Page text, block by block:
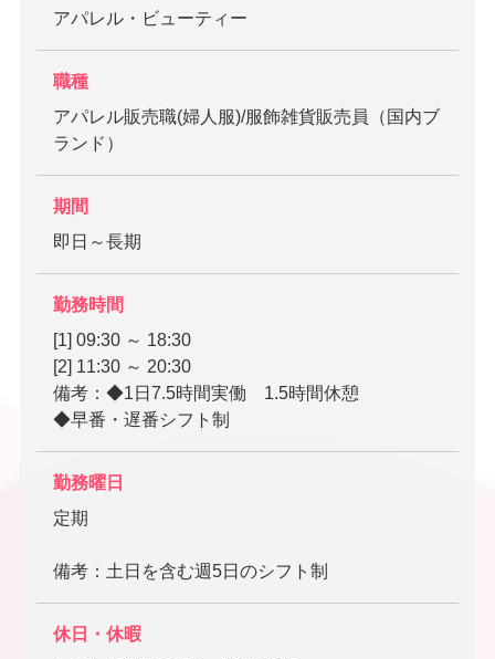
アパレル・ビューティー
職種
アパレル販売職(婦人服)/服飾雑貨販売員（国内ブ
ランド）
期間
即日～長期
勤務時間
[1] 09:30 ～ 18:30
[2] 11:30 ～ 20:30
備考：◆1日7.5時間実働 1.5時間休憩
◆早番・遅番シフト制
勤務曜日
定期
備考：土日を含む週5日のシフト制
休日・休暇